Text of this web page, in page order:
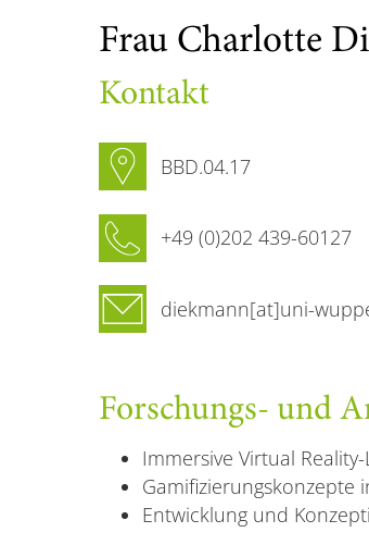
Frau Charlotte
Kontakt
BBD.04.17
+49 (0)202 439-60127
diekmann[at]uni-
Forschungs- und
Immersive Virtual
Gamifizierungskonzepte
Entwicklung und